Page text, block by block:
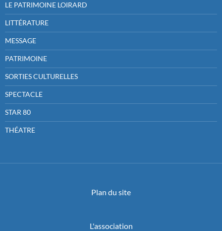
LE PATRIMOINE LOIRARD
LITTÉRATURE
MESSAGE
PATRIMOINE
SORTIES CULTURELLES
SPECTACLE
STAR 80
THÉATRE
Plan du site
L'association